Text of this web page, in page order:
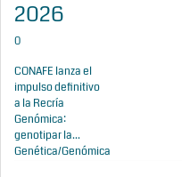
2026
0
CONAFE lanza el
impulso definitivo
a la Recría
Genómica:
genotipar la...
Genética/Genómica